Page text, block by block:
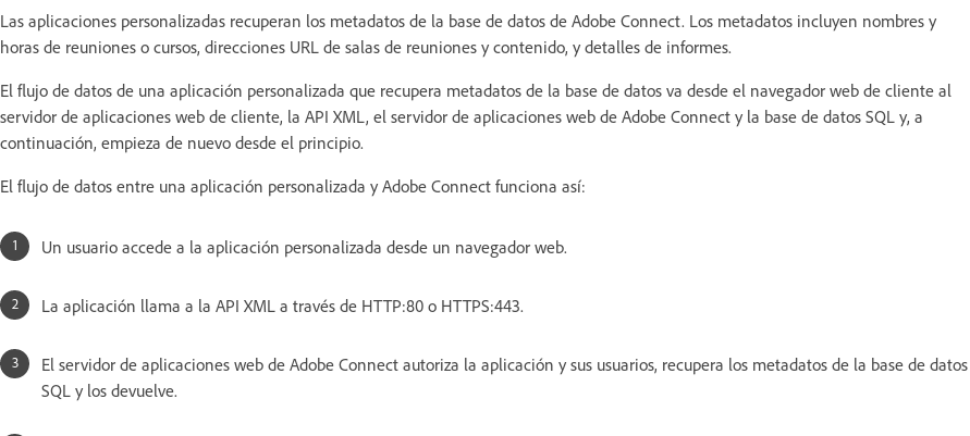
Las aplicaciones personalizadas recuperan los metadatos de la base de datos de Adobe Connect. Los metadatos incluyen nombres y
horas de reuniones o cursos, direcciones URL de salas de reuniones y contenido, y detalles de informes.
El flujo de datos de una aplicación personalizada que recupera metadatos de la base de datos va desde el navegador web de cliente al
servidor de aplicaciones web de cliente, la API XML, el servidor de aplicaciones web de Adobe Connect y la base de datos SQL y, a
continuación, empieza de nuevo desde el principio.
El flujo de datos entre una aplicación personalizada y Adobe Connect funciona así:
Un usuario accede a la aplicación personalizada desde un navegador web.
La aplicación llama a la API XML a través de HTTP:80 o HTTPS:443.
El servidor de aplicaciones web de Adobe Connect autoriza la aplicación y sus usuarios, recupera los metadatos de la base de datos
SQL y los devuelve.